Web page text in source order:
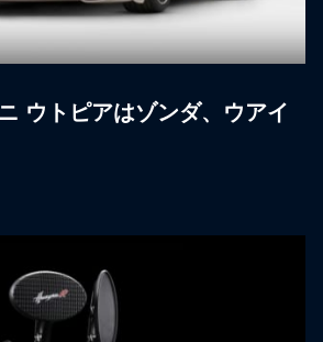
ウトピアはゾンダ、ウアイ